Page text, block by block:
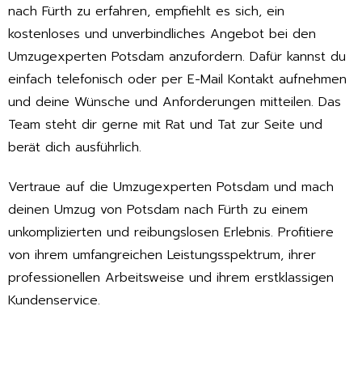
nach Fürth zu erfahren, empfiehlt es sich, ein
kostenloses und unverbindliches Angebot bei den
Umzugexperten Potsdam anzufordern. Dafür kannst du
einfach telefonisch oder per E-Mail Kontakt aufnehmen
und deine Wünsche und Anforderungen mitteilen. Das
Team steht dir gerne mit Rat und Tat zur Seite und
berät dich ausführlich.
Vertraue auf die Umzugexperten Potsdam und mach
deinen Umzug von Potsdam nach Fürth zu einem
unkomplizierten und reibungslosen Erlebnis. Profitiere
von ihrem umfangreichen Leistungsspektrum, ihrer
professionellen Arbeitsweise und ihrem erstklassigen
Kundenservice.